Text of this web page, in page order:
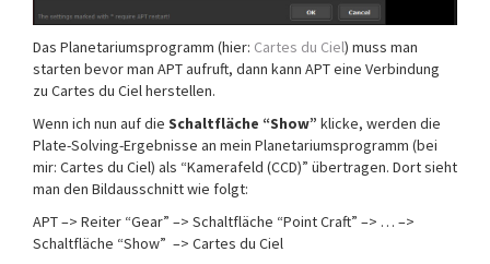
Das Planetariumsprogramm (hier: Cartes du Ciel) muss man
starten bevor man APT aufruft, dann kann APT eine Verbindung
zu Cartes du Ciel herstellen.
Wenn ich nun auf die Schaltfläche “Show” klicke, werden die
Plate-Solving-Ergebnisse an mein Planetariumsprogramm (bei
mir: Cartes du Ciel) als “Kamerafeld (CCD)” übertragen. Dort sieht
man den Bildausschnitt wie folgt:
APT –> Reiter “Gear” –> Schaltfläche “Point Craft” –> … –>
Schaltfläche “Show” –> Cartes du Ciel